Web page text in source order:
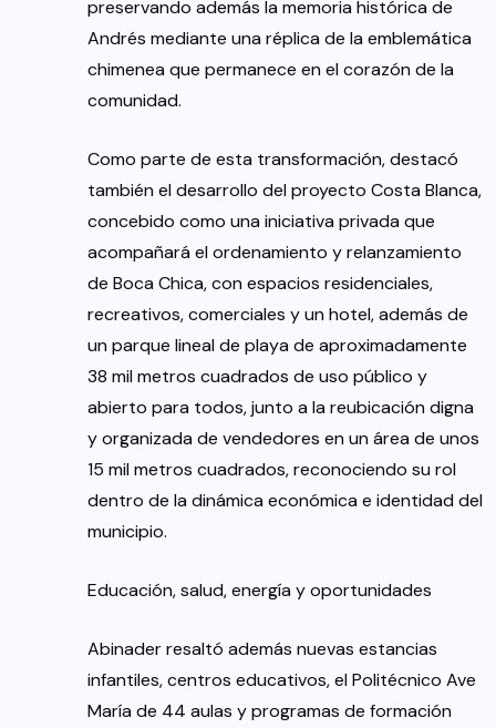
preservando además la memoria histórica de
Andrés mediante una réplica de la emblemática
chimenea que permanece en el corazón de la
comunidad.
Como parte de esta transformación, destacó
también el desarrollo del proyecto Costa Blanca,
concebido como una iniciativa privada que
acompañará el ordenamiento y relanzamiento
de Boca Chica, con espacios residenciales,
recreativos, comerciales y un hotel, además de
un parque lineal de playa de aproximadamente
38 mil metros cuadrados de uso público y
abierto para todos, junto a la reubicación digna
y organizada de vendedores en un área de unos
15 mil metros cuadrados, reconociendo su rol
dentro de la dinámica económica e identidad del
municipio.
Educación, salud, energía y oportunidades
Abinader resaltó además nuevas estancias
infantiles, centros educativos, el Politécnico Ave
María de 44 aulas y programas de formación